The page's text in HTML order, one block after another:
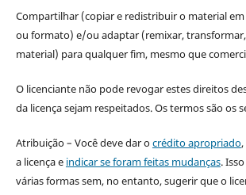
Compartilhar (copiar e redistribuir o material
ou formato) e/ou adaptar (remixar,
material) para qualquer fim, mesmo que
O licenciante não pode revogar estes direitos
da licença sejam respeitados. Os termos são os
Atribuição – Você deve dar ocrédito apropriado
a licença e indicar se foram feitas mudanças.
várias formas sem, no entanto, sugerir que o